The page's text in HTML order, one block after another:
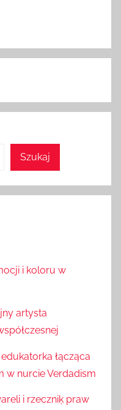
Szukaj
i koloru w
artysta
łącząca
w nurcie Verdadism
i rzeczniķ praw